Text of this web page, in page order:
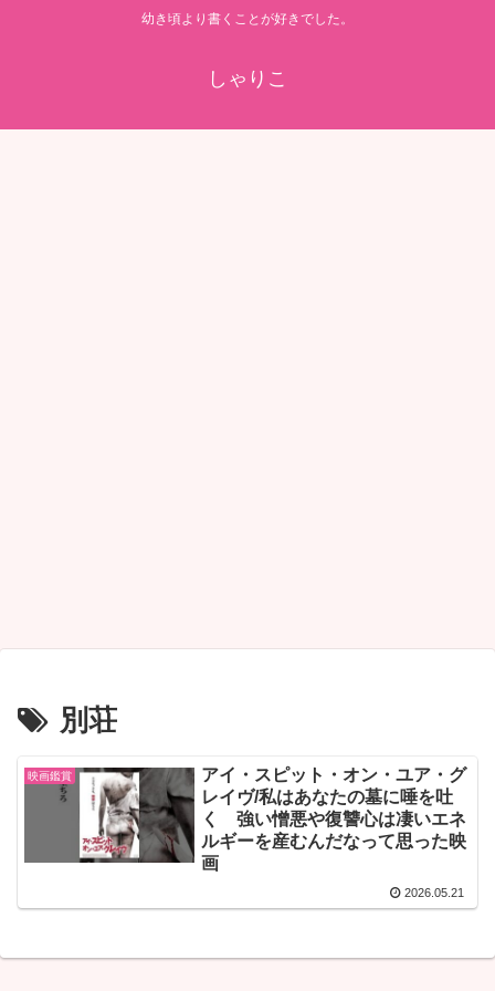
幼き頃より書くことが好きでした。
しゃりこ
別荘
映画鑑賞
アイ・スピット・オン・ユア・グ
レイヴ/私はあなたの墓に唾を吐
く 強い憎悪や復讐心は凄いエネ
ルギーを産むんだなって思った映
画
2026.05.21